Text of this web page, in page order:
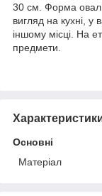
30 см. Форма
вигляд на кухні, у
іншому місці. На
предмети.
Основні
Матеріал